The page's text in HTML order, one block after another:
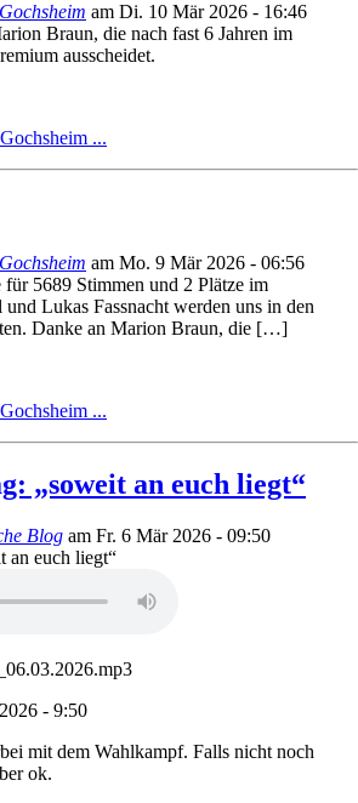
am Di. 10 Mär 2026 - 16:46
Braun, die nach fast 6 Jahren im
ausscheidet.
...
am Mo. 9 Mär 2026 - 06:56
5689 Stimmen und 2 Plätze im
Lukas Fassnacht werden uns in den
Danke an Marion Braun, die […]
...
„soweit an euch liegt“
Blog am Fr. 6 Mär 2026 - 09:50
an euch liegt“
- 9:50
mit dem Wahlkampf. Falls nicht noch
ok.